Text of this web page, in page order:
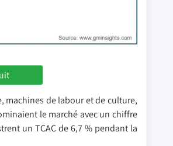
machines de labour et de culture,
le marché avec un chiffre
un TCAC de 6,7 % pendant la